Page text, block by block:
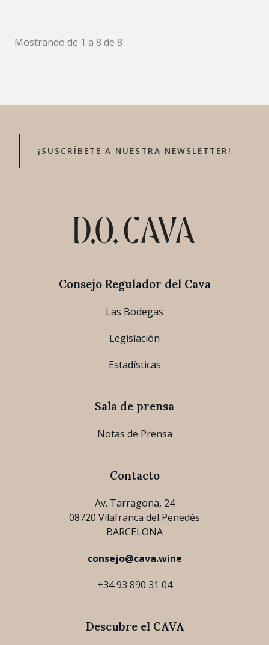
Mostrando de 1 a 8 de 8
¡SUSCRÍBETE A NUESTRA NEWSLETTER!
Consejo Regulador del Cava
Las Bodegas
Legislación
Estadísticas
Sala de prensa
Notas de Prensa
Contacto
Av. Tarragona, 24
08720 Vilafranca del Penedès
BARCELONA
consejo@cava.wine
+34 93 890 31 04
Descubre el CAVA